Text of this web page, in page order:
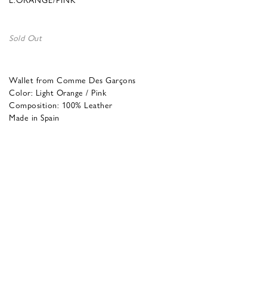
Sold Out
Wallet from Comme Des Garçons
Color: Light Orange / Pink
Composition: 100% Leather
Made in Spain